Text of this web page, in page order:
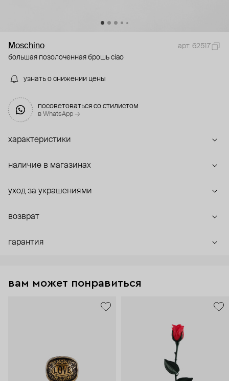
Moschino
арт. 62517
большая позолоченная брошь ciao
узнать о снижении цены
посоветоваться со стилистом
в WhatsApp →
характеристики
наличие в магазинах
уход за украшениями
возврат
гарантия
вам может понравиться